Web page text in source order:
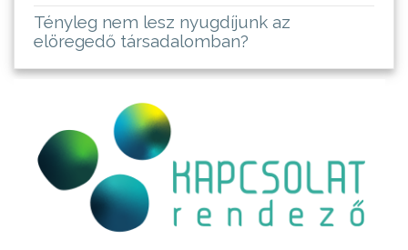
Tényleg nem lesz nyugdíjunk az
elöregedő társadalomban?